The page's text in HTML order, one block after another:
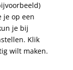
je op een
je bij
Klik
wilt maken.